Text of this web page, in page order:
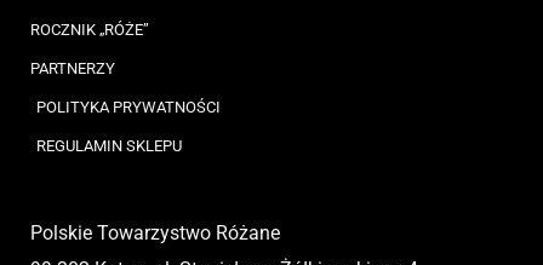
ROCZNIK „RÓŻE”
PARTNERZY
POLITYKA PRYWATNOŚCI
REGULAMIN SKLEPU
Polskie Towarzystwo Różane